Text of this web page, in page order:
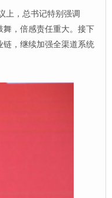
，总书记特别强调
舞，倍感责任重大。接下
链，继续加强全渠道系统